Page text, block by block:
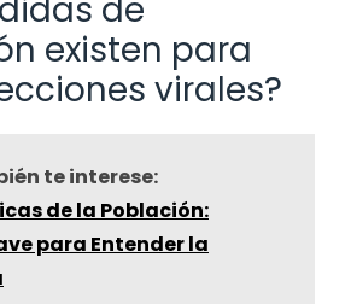
de
existen para
virales?
te interese:
de la Población:
para Entender la